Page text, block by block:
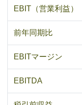
EBIT（営業利益）
前年同期比
EBITマージン
EBITDA